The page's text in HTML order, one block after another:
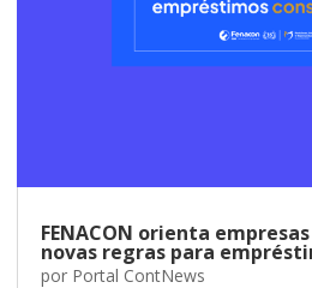
FENACON orienta
novas regras para
por Portal ContNews